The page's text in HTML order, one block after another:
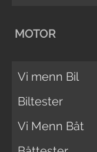
MOTOR
Vi menn Bil
Biltester
Vi Menn Båt